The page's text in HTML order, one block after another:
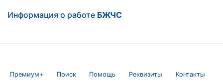
Информация о работе БЖЧС
Премиум+ Поиск Помощь Реквизиты Контакты